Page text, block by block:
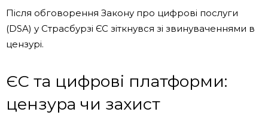
Після обговорення Закону про цифрові послуги
(DSA) у Страсбурзі ЄС зіткнувся зі звинуваченнями в
цензурі.
ЄС та цифрові платформи:
цензура чи захист